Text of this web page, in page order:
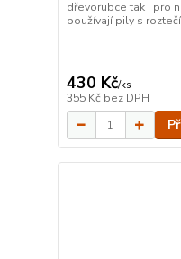
dřevorubce tak i pro
používají pily s
430 Kč/ks
355 Kč bez DPH